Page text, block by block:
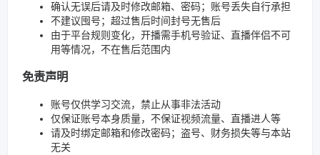
确认无误后请及时修改邮箱、密码；账号丢失自行承担
不建议囤号；超过售后时间封号无售后
由于平台规则变化，开播需手机号验证、直播伴侣不可
用等情况，不在售后范围内
免责声明
账号仅供学习交流，禁止从事非法活动
仅保证账号本身质量，不保证视频流量、直播进人等
请及时绑定邮箱和修改密码；盗号、财务损失等与本站
无关